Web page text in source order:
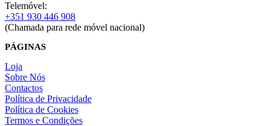
Telemóvel:
+351 930 446 908
(Chamada para rede móvel nacional)
PÁGINAS
Loja
Sobre Nós
Contactos
Política de Privacidade
Política de Cookies
Termos e Condições